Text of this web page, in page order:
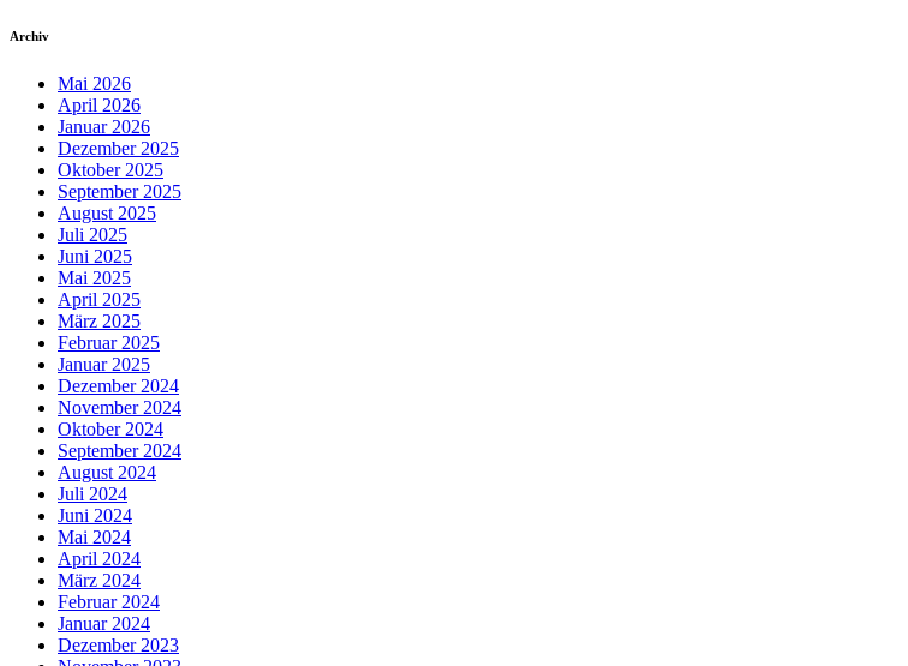
Archiv
Mai 2026
April 2026
Januar 2026
Dezember 2025
Oktober 2025
September 2025
August 2025
Juli 2025
Juni 2025
Mai 2025
April 2025
März 2025
Februar 2025
Januar 2025
Dezember 2024
November 2024
Oktober 2024
September 2024
August 2024
Juli 2024
Juni 2024
Mai 2024
April 2024
März 2024
Februar 2024
Januar 2024
Dezember 2023